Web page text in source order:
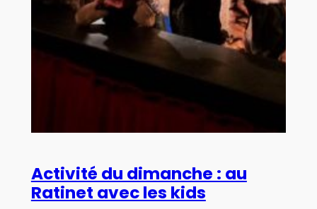
Activité du dimanche : au
Ratinet avec les kids